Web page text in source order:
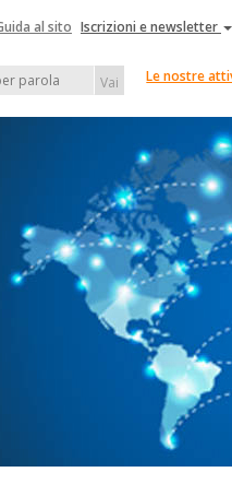
al sito Iscrizioni e newsletter
Vai Le nostre